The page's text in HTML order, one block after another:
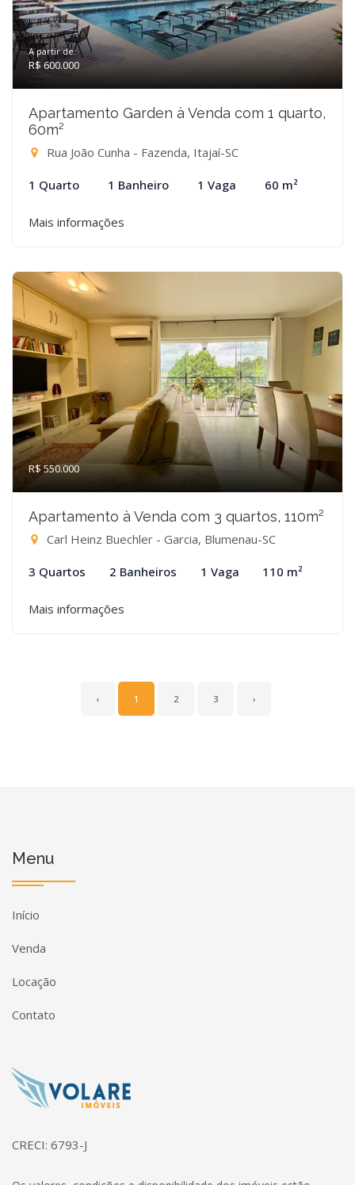
A partir de:
R$ 600.000
Apartamento Garden à Venda com 1 quarto,
60m²
Rua João Cunha - Fazenda, Itajaí-SC
1 Quarto 1 Banheiro 1 Vaga 60 m²
Mais informações
R$ 550.000
Apartamento à Venda com 3 quartos, 110m²
Carl Heinz Buechler - Garcia, Blumenau-SC
3 Quartos 2 Banheiros 1 Vaga 110 m²
Mais informações
‹ 1 2 3 ›
Menu
Início
Venda
Locação
Contato
Página inicial
CRECI: 6793-J